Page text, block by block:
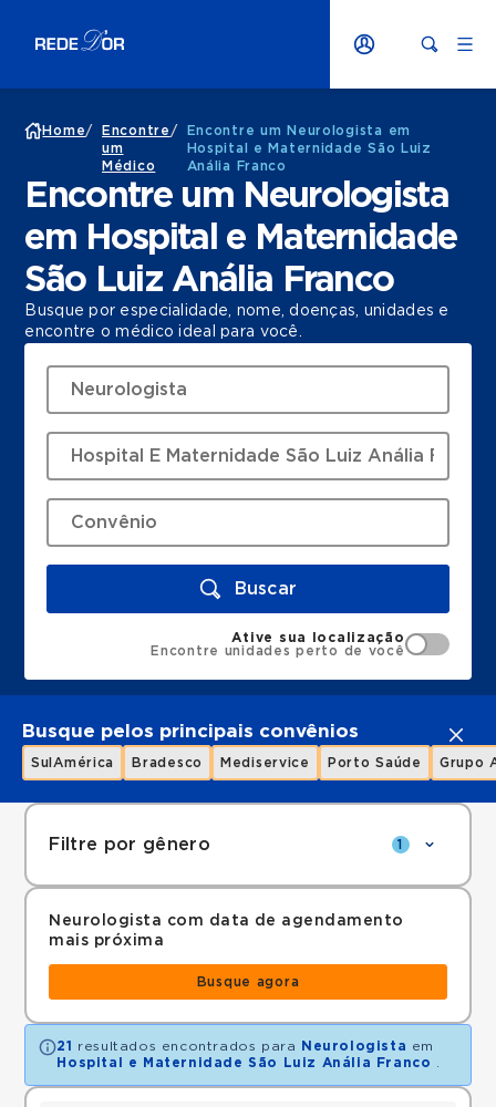
Home/
Encontre
um
Médico
/
Encontre um Neurologista em
Hospital e Maternidade São Luiz
Anália Franco
Encontre um Neurologista
em Hospital e Maternidade
São Luiz Anália Franco
Busque por especialidade, nome, doenças, unidades e
encontre o médico ideal para você.
Buscar
Ative sua localização
Encontre unidades perto de você
Busque pelos principais convênios
SulAmérica Bradesco Mediservice Porto Saúde Grupo
Filtre por gênero 1
Neurologista com data de agendamento
mais próxima
Busque agora
21 resultados encontrados para Neurologista em
Hospital e Maternidade São Luiz Anália Franco